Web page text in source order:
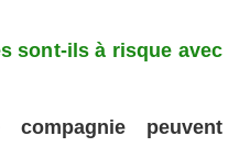
sont-ils à risque avec
peuvent